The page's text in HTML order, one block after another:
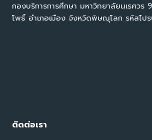
กองบริการการศึกษา มหาวิทยาลัยนเรศวร
โพธิ์ อำเภอเมือง จังหวัดพิษณุโลก รหัสไ
ติดต่อเรา